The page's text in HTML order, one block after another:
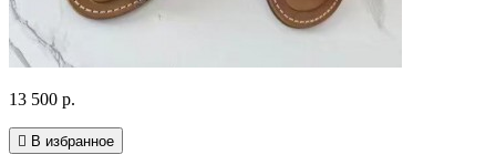
13 500 р.
В избранное